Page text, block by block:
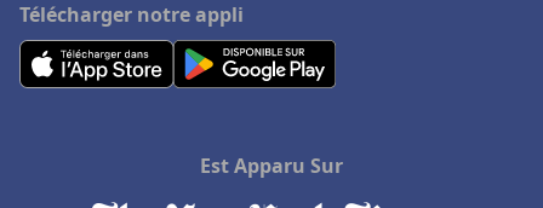
Télécharger notre appli
Est Apparu Sur